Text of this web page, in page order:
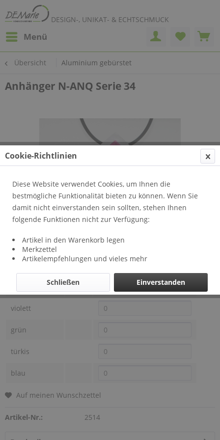
DESIGN-, UNIKAT- & ECHTSCHMUCK
Menü
Übersicht Aluminium gebürstet
Anhänger N-ANQ Serie 34
Farben Bild 14
violett
grün
türkis
blau
Auf meinen Wunschzettel
Artikel-Nr.: 2514
Cookie-Richtlinien
Diese Website verwendet Cookies, um Ihnen die
bestmögliche Funktionalität bieten zu können. Wenn Sie
damit nicht einverstanden sein sollten, stehen Ihnen
folgende Funktionen nicht zur Verfügung:
Artikel in den Warenkorb legen
Merkzettel
Artikelempfehlungen und vieles mehr
Einverstanden
Schließen